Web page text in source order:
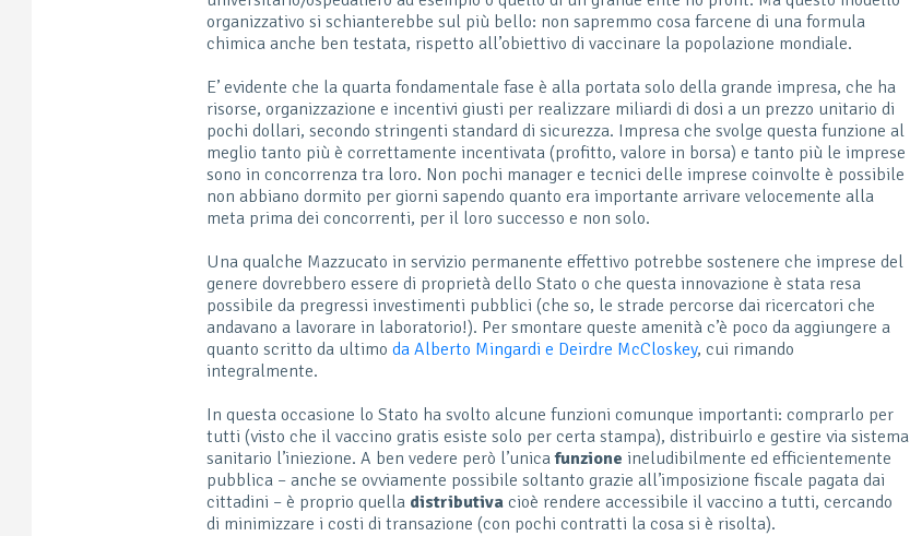
organizzativo si schianterebbe sul più bello: non sapremmo cosa farcene di una formula
chimica anche ben testata, rispetto all’obiettivo di vaccinare la popolazione mondiale.
E’ evidente che la quarta fondamentale fase è alla portata solo della grande impresa, che ha
risorse, organizzazione e incentivi giusti per realizzare miliardi di dosi a un prezzo unitario di
pochi dollari, secondo stringenti standard di sicurezza. Impresa che svolge questa funzione al
meglio tanto più è correttamente incentivata (profitto, valore in borsa) e tanto più le imprese
sono in concorrenza tra loro. Non pochi manager e tecnici delle imprese coinvolte è possibile
non abbiano dormito per giorni sapendo quanto era importante arrivare velocemente alla
meta prima dei concorrenti, per il loro successo e non solo.
Una qualche Mazzucato in servizio permanente effettivo potrebbe sostenere che imprese del
genere dovrebbero essere di proprietà dello Stato o che questa innovazione è stata resa
possibile da pregressi investimenti pubblici (che so, le strade percorse dai ricercatori che
andavano a lavorare in laboratorio!). Per smontare queste amenità c’è poco da aggiungere a
quanto scritto da ultimoda Alberto Mingardi e Deirdre McCloskey, cui rimando
integralmente.
In questa occasione lo Stato ha svolto alcune funzioni comunque importanti: comprarlo per
tutti (visto che il vaccino gratis esiste solo per certa stampa), distribuirlo e gestire via sistema
sanitario l’iniezione. A ben vedere però l’unicafunzione ineludibilmente ed efficientemente
pubblica – anche se ovviamente possibile soltanto grazie all’imposizione fiscale pagata dai
cittadini – è proprio quella distributiva cioè rendere accessibile il vaccino a tutti, cercando
di minimizzare i costi di transazione (con pochi contratti la cosa si è risolta).